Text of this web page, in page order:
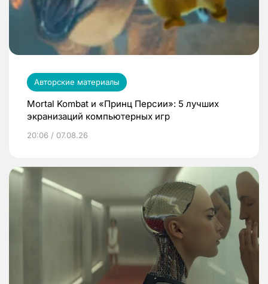
Авторские материалы
Mortal Kombat и «Принц Персии»: 5 лучших
экранизаций компьютерных игр
20:06 / 07.08.26